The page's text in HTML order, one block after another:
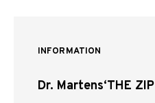
INFORMATION
Dr. Martens‘THE ZIP